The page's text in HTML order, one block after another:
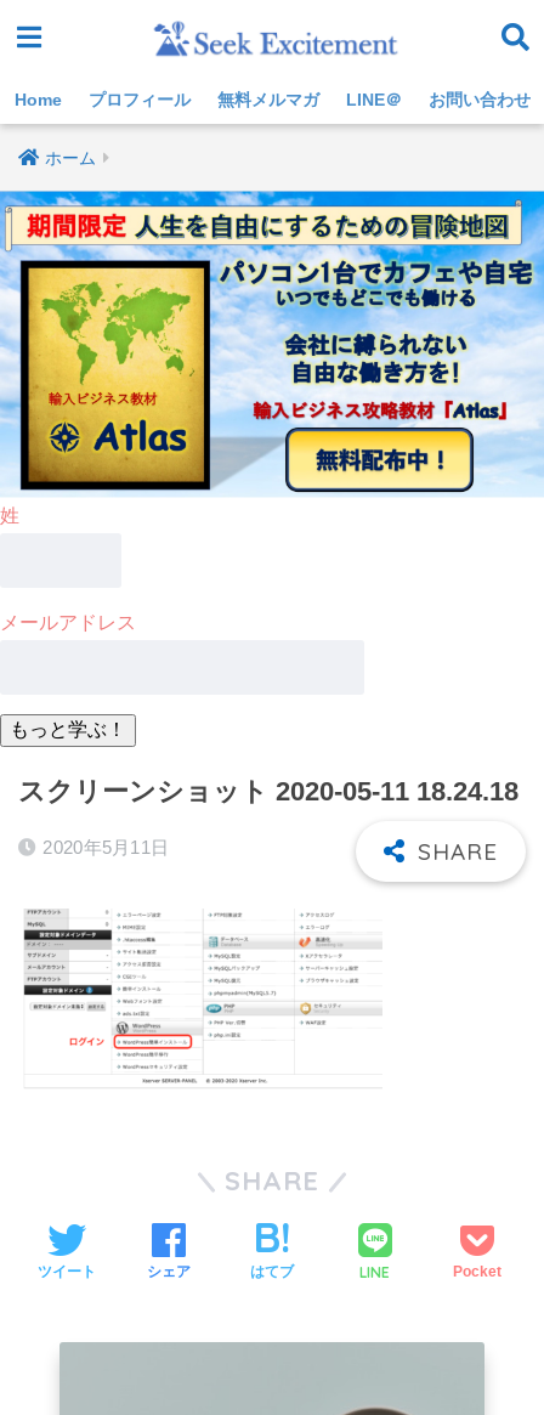
Home プロフィール 無料メルマガ LINE＠ お問い合わせ
ホーム
姓
メールアドレス
スクリーンショット 2020-05-11 18.24.18
2020年5月11日
SHARE
ツイート シェア はてブ LINE Pocket